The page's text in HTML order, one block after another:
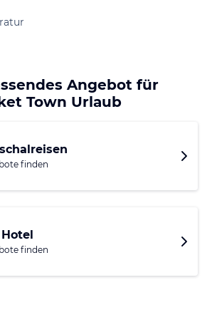
Angebot für
Town Urlaub
finden
finden